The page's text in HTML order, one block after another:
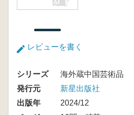
レビューを書く
シリーズ
海外蔵中国芸術品
発行元
新星出版社
出版年
2024/12